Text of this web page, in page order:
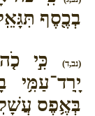
בְכֶ֖סֶף
(נב,ד)
כִּ֣י
בְּאֶ֥פֶס